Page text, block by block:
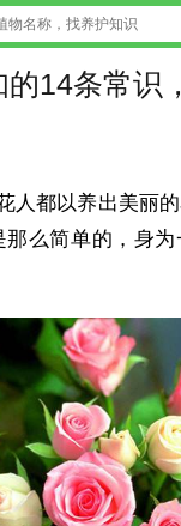
的14条常识
人都以养出美丽
么简单的，身